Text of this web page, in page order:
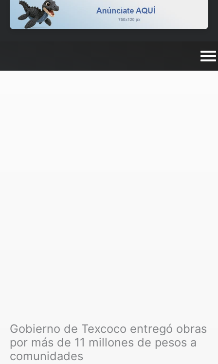
Gobierno de Texcoco entregó obras
por más de 11 millones de pesos a
comunidades